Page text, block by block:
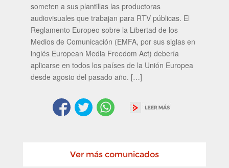
someten a sus plantillas las productoras
audiovisuales que trabajan para RTV públicas. El
Reglamento Europeo sobre la Libertad de los
Medios de Comunicación (EMFA, por sus siglas en
inglés European Media Freedom Act) debería
aplicarse en todos los países de la Unión Europea
desde agosto del pasado año. […]
Ver más comunicados